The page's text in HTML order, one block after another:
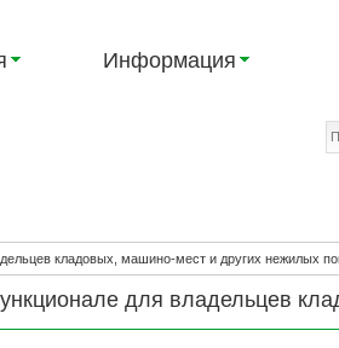
Информация
кладовых, машино-мест и других нежилых
для владельцев